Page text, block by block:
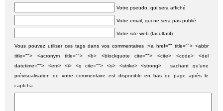
Votre pseudo, qui sera affiché
Votre email, qui ne sera pas publié
Votre site web (facultatif)
Vous pouvez utiliser ces tags dans vos commentaires :<a href="" title=""> <abbr
title=""> <acronym title=""> <b> <blockquote cite=""> <cite> <code> <del
datetime=""> <em> <i> <q cite=""> <s> <strike> <strong> , sachant qu'une
prévisualisation de votre commentaire est disponible en bas de page après le
captcha.